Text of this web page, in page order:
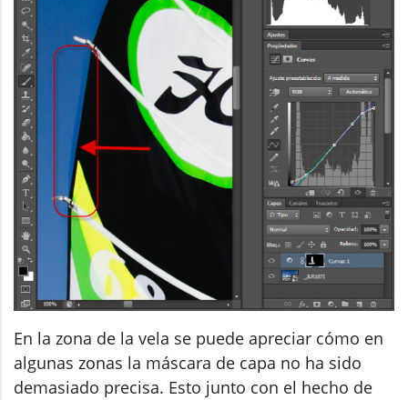
En la zona de la vela se puede apreciar cómo en
algunas zonas la máscara de capa no ha sido
demasiado precisa. Esto junto con el hecho de